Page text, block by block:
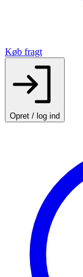
Køb fragt
Opret / log ind